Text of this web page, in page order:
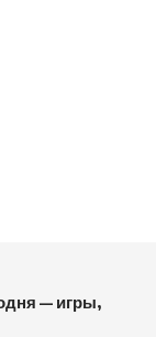
— игры,